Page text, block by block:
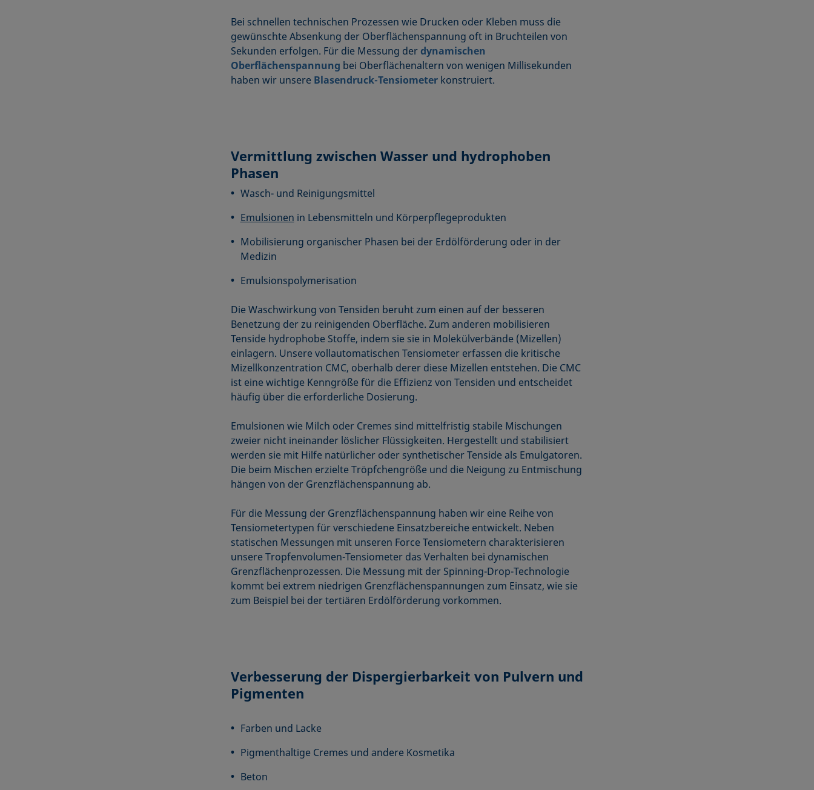
Bei schnellen technischen Prozessen wie Drucken oder Kleben muss die
gewünschte Absenkung der Oberflächenspannung oft in Bruchteilen von
Sekunden erfolgen. Für die Messung derdynamischen
Oberflächenspannung bei Oberflächenaltern von wenigen Millisekunden
haben wir unsere Blasendruck-Tensiometerkonstruiert.
Vermittlung zwischen Wasser und hydrophoben
Phasen
Wasch- und Reinigungsmittel
Emulsionen in Lebensmitteln und Körperpflegeprodukten
Mobilisierung organischer Phasen bei der Erdölförderung oder in der
Medizin
Emulsionspolymerisation
Die Waschwirkung von Tensiden beruht zum einen auf der besseren
Benetzung der zu reinigenden Oberfläche. Zum anderen mobilisieren
Tenside hydrophobe Stoffe, indem sie sie in Molekülverbände (Mizellen)
einlagern. Unsere vollautomatischen Tensiometer erfassen die kritische
Mizellkonzentration CMC, oberhalb derer diese Mizellen entstehen. Die CMC
ist eine wichtige Kenngröße für die Effizienz von Tensiden und entscheidet
häufig über die erforderliche Dosierung.
Emulsionen wie Milch oder Cremes sind mittelfristig stabile Mischungen
zweier nicht ineinander löslicher Flüssigkeiten. Hergestellt und stabilisiert
werden sie mit Hilfe natürlicher oder synthetischer Tenside als Emulgatoren.
Die beim Mischen erzielte Tröpfchengröße und die Neigung zu Entmischung
hängen von der Grenzflächenspannung ab.
Für die Messung der Grenzflächenspannung haben wir eine Reihe von
Tensiometertypen für verschiedene Einsatzbereiche entwickelt. Neben
statischen Messungen mit unseren Force Tensiometern charakterisieren
unsere Tropfenvolumen-Tensiometer das Verhalten bei dynamischen
Grenzflächenprozessen. Die Messung mit der Spinning-Drop-Technologie
kommt bei extrem niedrigen Grenzflächenspannungen zum Einsatz, wie sie
zum Beispiel bei der tertiären Erdölförderung vorkommen.
Verbesserung der Dispergierbarkeit von Pulvern und
Pigmenten
Farben und Lacke
Pigmenthaltige Cremes und andere Kosmetika
Beton